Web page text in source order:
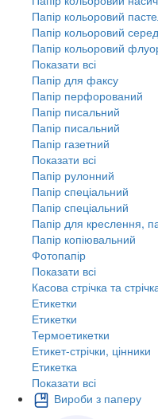
Папір кольоровий
Папір кольоровий
Папір кольоровий
Показати всі
Папір для факсу
Папір перфорований
Папір писальний
Папір писальний
Папір газетний
Показати всі
Папір рулонний
Папір спеціальний
Папір спеціальний
Папір для креслення,
Папір копіювальний
Фотопапір
Показати всі
Касова стрічка та
Етикетки
Етикетки
Термоетикетки
Етикет-стрічки, цінники
Етикетка
Показати всі
Вироби з паперу